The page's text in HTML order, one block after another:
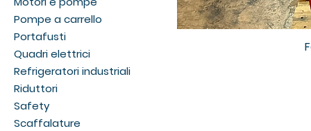
Pompe a carrello
Portafusti
Quadri elettrici
Refrigeratori industriali
Riduttori
Safety
Scaffalature